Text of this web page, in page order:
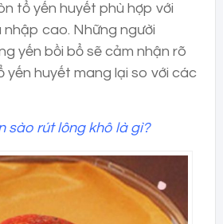
tổ yến huyết phù hợp với
cao. Những người
yến bồi bổ sẽ cảm nhận rõ
yến huyết mang lại so với các
sào rút lông khô là gì?